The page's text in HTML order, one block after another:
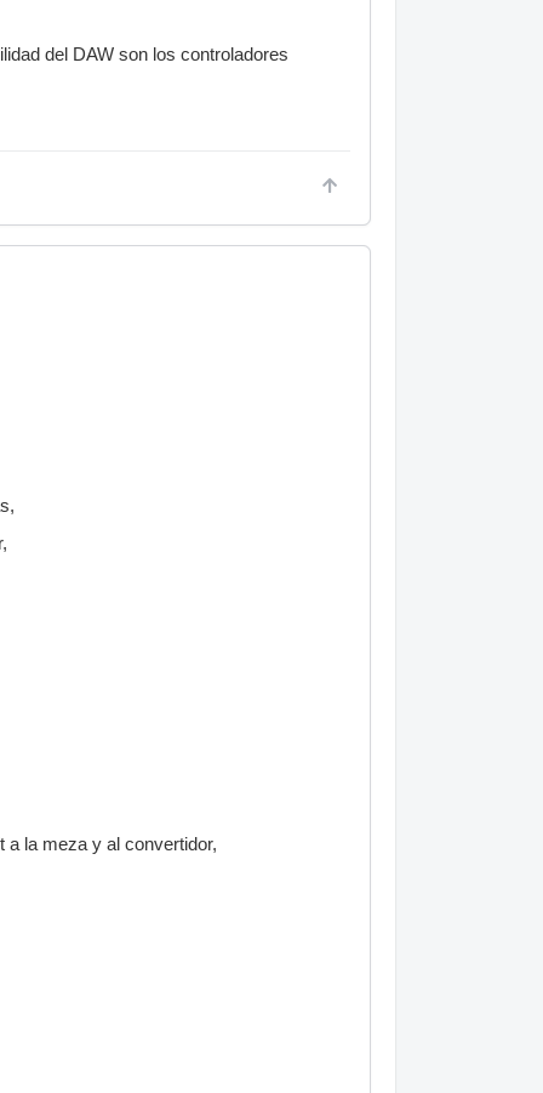
del DAW son los controladores
a la meza y al convertidor,